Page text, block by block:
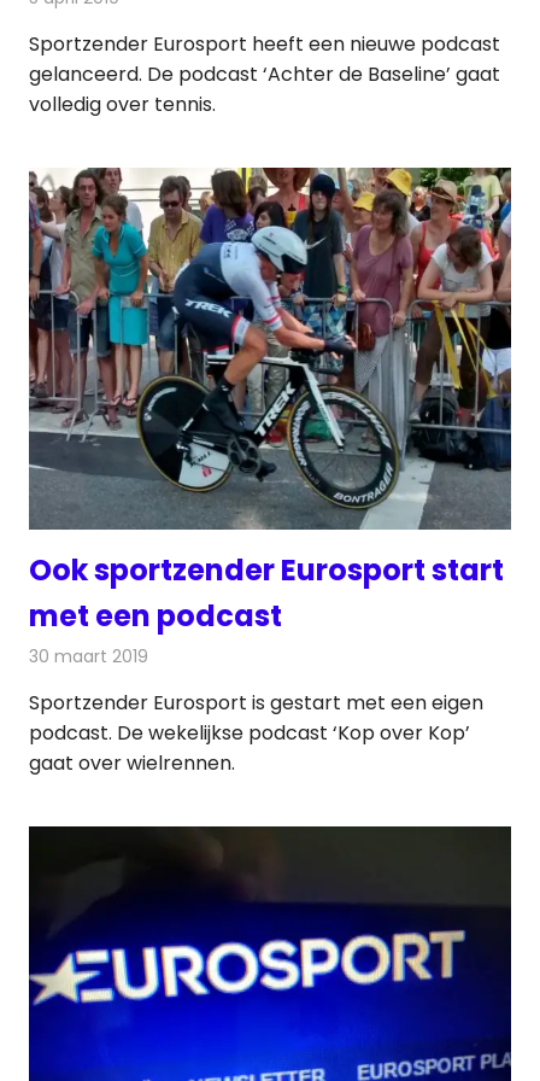
Sportzender Eurosport heeft een nieuwe podcast
gelanceerd. De podcast ‘Achter de Baseline’ gaat
volledig over tennis.
Ook sportzender Eurosport start
met een podcast
30 maart 2019
Sportzender Eurosport is gestart met een eigen
podcast. De wekelijkse podcast ‘Kop over Kop’
gaat over wielrennen.